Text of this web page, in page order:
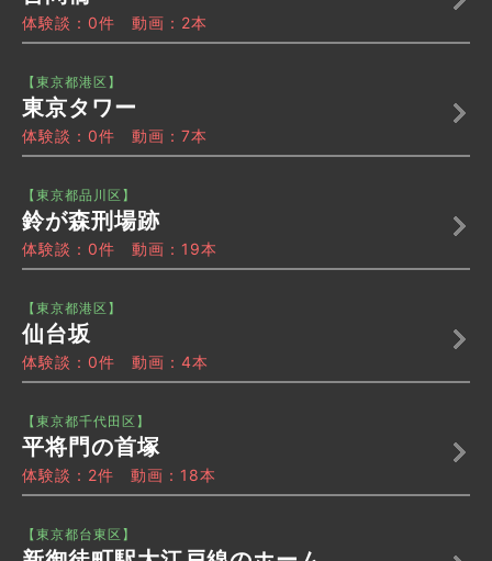
体験談：0件 動画：2本
【東京都港区】
東京タワー
体験談：0件 動画：7本
【東京都品川区】
鈴が森刑場跡
体験談：0件 動画：19本
【東京都港区】
仙台坂
体験談：0件 動画：4本
【東京都千代田区】
平将門の首塚
体験談：2件 動画：18本
【東京都台東区】